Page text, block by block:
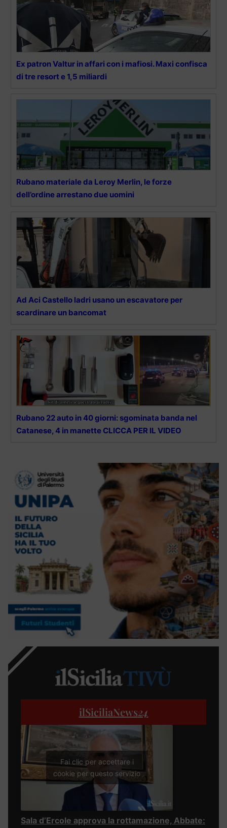
Ex patron Valtur in affari con i mafiosi. Maxi confisca
di tre resort e 1,5 miliardi
Rubano materiale da Leroy Merlin, le forze
dell’ordine arrestano due uomini
Ad Aci Castello ladri usano un escavatore per
scardinare un bancomat
Rubano 22 auto in 40 giorni: sgominata banda nel
Catanese, 4 in manette CLICCA PER IL VIDEO
ilSiciliaNews24
Fai clic per accettare i
cookie per questo servizio
Sala d’Ercole approva la rottamazione, Abbate: